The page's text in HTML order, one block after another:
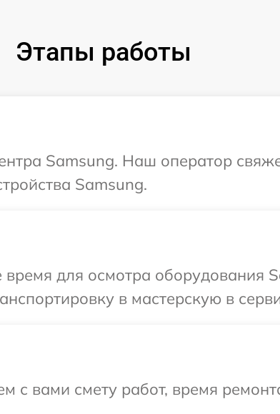
Этапы работы
Samsung. Наш оператор
Samsung.
для осмотра оборудования
в мастерскую в
с вами смету работ, время